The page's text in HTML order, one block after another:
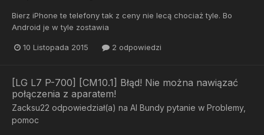
Bierz iPhone te telefony tak z ceny nie lecą chociaż tyle. Bo
Android je w tyle zostawia
10 Listopada 2015 2 odpowiedzi
[LG L7 P-700] [CM10.1] Błąd! Nie można nawiązać
połączenia z aparatem!
Zacksu22 odpowiedział(a) na Al Bundy pytanie w Problemy,
pomoc